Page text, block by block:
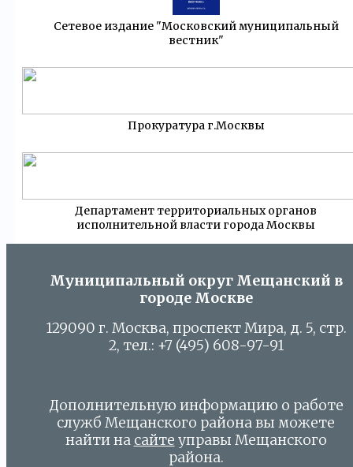
Сетевое издание "Московский муниципальный
вестник"
Прокуратура г.Москвы
Департамент территориальных органов
исполнительной власти города Москвы
Муниципальный округ Мещанский в
городе Москве
129090 г. Москва, проспект Мира, д. 5, стр.
2, тел.: +7 (495) 608-97-91
Дополнительную информацию о работе
служб Мещанского района вы можете
найти на сайте управы Мещанского
района.